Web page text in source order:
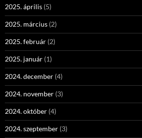
2025. április (5)
2025. március (2)
2025. február (2)
2025. január (1)
2024. december (4)
2024. november (3)
2024. október (4)
2024. szeptember (3)